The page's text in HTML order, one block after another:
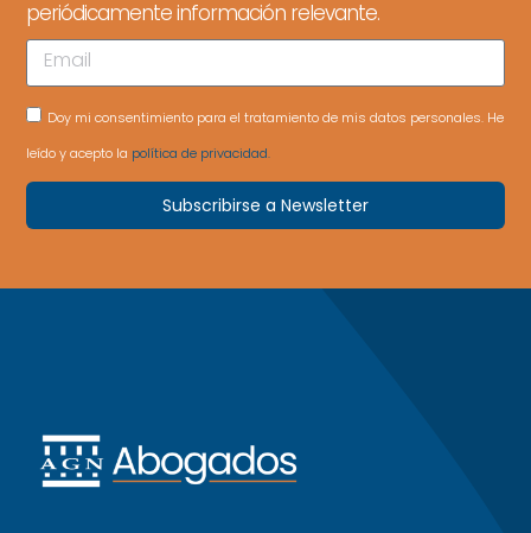
periódicamente información relevante.
Doy mi consentimiento para el tratamiento de mis datos personales. He
leído y acepto la política de privacidad.
Subscribirse a Newsletter